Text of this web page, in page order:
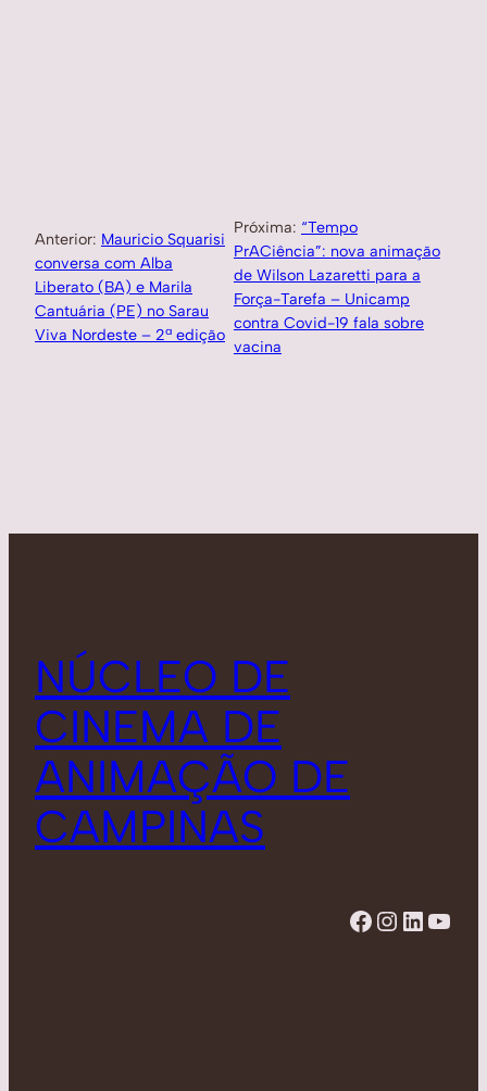
Anterior: Mauricio Squarisi
conversa com Alba
Liberato (BA) e Marila
Cantuária (PE) no Sarau
Viva Nordeste – 2ª edição
Próxima: “Tempo
PrACiência”: nova animação
de Wilson Lazaretti para a
Força-Tarefa – Unicamp
contra Covid-19 fala sobre
vacina
NÚCLEO DE
CINEMA DE
ANIMAÇÃO DE
CAMPINAS
Facebook Instagram LinkedIn YouTube